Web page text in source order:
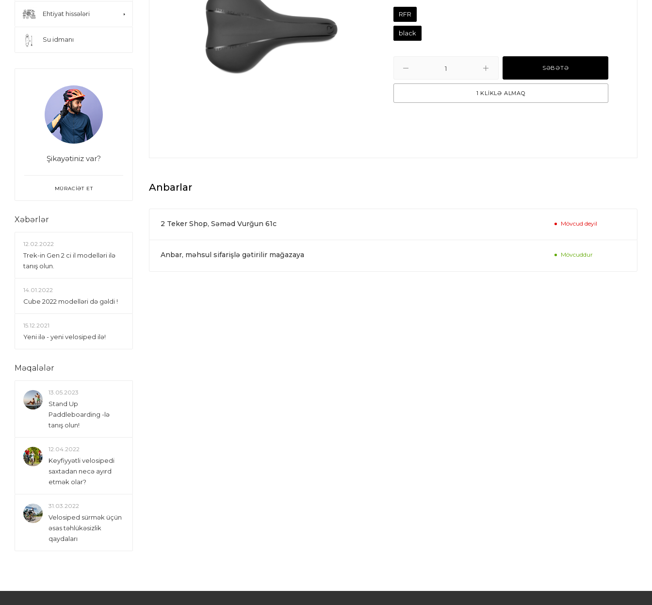
RFR
black
SƏBƏTƏ
1 KLİKLƏ ALMAQ
Anbarlar
2 Teker Shop, Səməd Vurğun 61c Mövcud deyil
Anbar, məhsul sifarişlə gətirilir mağazaya Mövcuddur
Ehtiyat hissələri
Su idmanı
Şikayətiniz var?
MÜRACİƏT ET
Xəbərlər
12.02.2022
Trek-in Gen 2 ci il modelləri ilə
tanış olun.
14.01.2022
Сube 2022 modelləri də gəldi !
15.12.2021
Yeni ilə - yeni velosiped ilə!
Məqalələr
13.05.2023
Stand Up
Paddleboarding -lə
tanış olun!
12.04.2022
Keyfiyyətli velosipedi
saxtadan necə ayırd
etmək olar?
31.03.2022
Velosiped sürmək üçün
əsas təhlükəsizlik
qaydaları